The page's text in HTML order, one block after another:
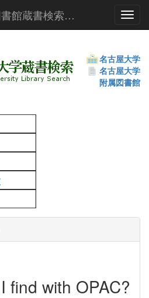
名古屋大学附属図書館蔵書検索（OPAC）
名古屋大学
名古屋大学
附属図書館
find with OPAC?